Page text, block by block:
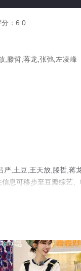
： 6.0
,滕哲,蒋龙,张弛,左凌峰
严,土豆,王天放,滕哲,蒋
息可移步至豆瓣综艺